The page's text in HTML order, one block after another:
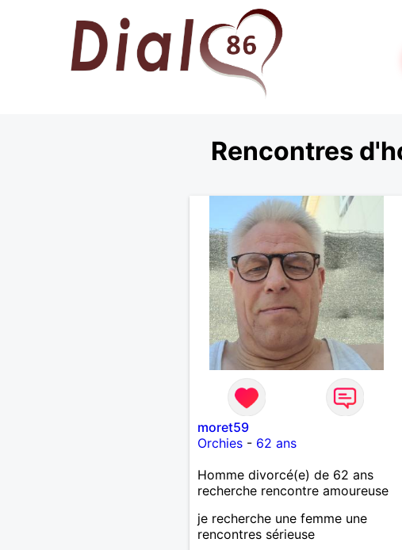
Rencontres
moret59
Orchies- 62 ans
Homme divorcé(e) de 62 ans
recherche rencontre amoureuse
je recherche une femme une
rencontres sérieuse